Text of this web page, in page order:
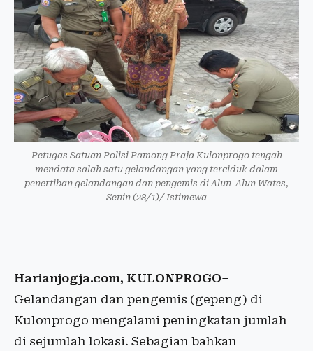
Petugas Satuan Polisi Pamong Praja Kulonprogo tengah
mendata salah satu gelandangan yang terciduk dalam
penertiban gelandangan dan pengemis di Alun-Alun Wates,
Senin (28/1)/ Istimewa
Harianjogja.com, KULONPROGO–
Gelandangan dan pengemis (gepeng) di
Kulonprogo mengalami peningkatan jumlah
di sejumlah lokasi. Sebagian bahkan